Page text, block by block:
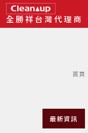
全勝祥台灣代理商
首頁
最新資訊